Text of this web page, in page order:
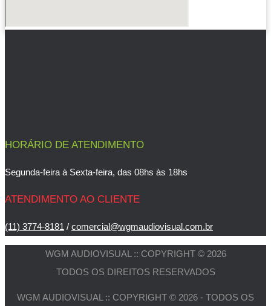
HORÁRIO DE ATENDIMENTO
Segunda-feira à Sexta-feira, das 08hs às 18hs
ATENDIMENTO AO CLIENTE
(11) 3774-8181 / comercial@wgmaudiovisual.com.br
WGM AUDIOVISUAL :: COPYRIGHT © 2026
TODOS OS DIREITOS RESERVADOS
WGM AUDIOVISUAL :: COPYRIGHT © 2026 - TODOS OS